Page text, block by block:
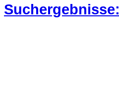
Suchergebnisse: